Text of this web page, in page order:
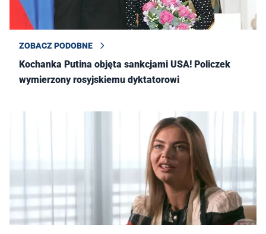
ZOBACZ PODOBNE
Kochanka Putina objęta sankcjami USA! Policzek
wymierzony rosyjskiemu dyktatorowi